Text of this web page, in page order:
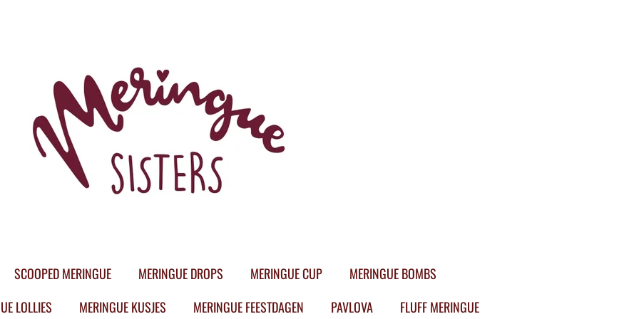
SCOOPED MERINGUE MERINGUE DROPS MERINGUE CUP
MERINGUE BOMBS
LOLLIES MERINGUE KUSJES MERINGUE FEESTDAGEN PAVLOVA
FLUFF MERINGUE